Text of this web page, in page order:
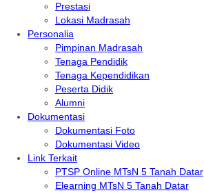
Prestasi
Lokasi Madrasah
Personalia
Pimpinan Madrasah
Tenaga Pendidik
Tenaga Kependidikan
Peserta Didik
Alumni
Dokumentasi
Dokumentasi Foto
Dokumentasi Video
Link Terkait
PTSP Online MTsN 5 Tanah Datar
Elearning MTsN 5 Tanah Datar